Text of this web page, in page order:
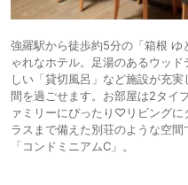
強羅駅から徒歩約5分の「箱根 ゆ
ゃれなホテル。足湯のあるウッ
しい「貸切風呂」など施設が充
間を過ごせます。お部屋は2タイ
ァミリーにぴったり♡リビングに
ラスまで備えた別荘のような空
「コンドミニアムC」。